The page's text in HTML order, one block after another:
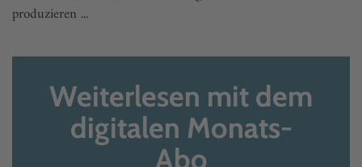
produzieren ...
Weiterlesen mit dem
digitalen Monats-
Abo